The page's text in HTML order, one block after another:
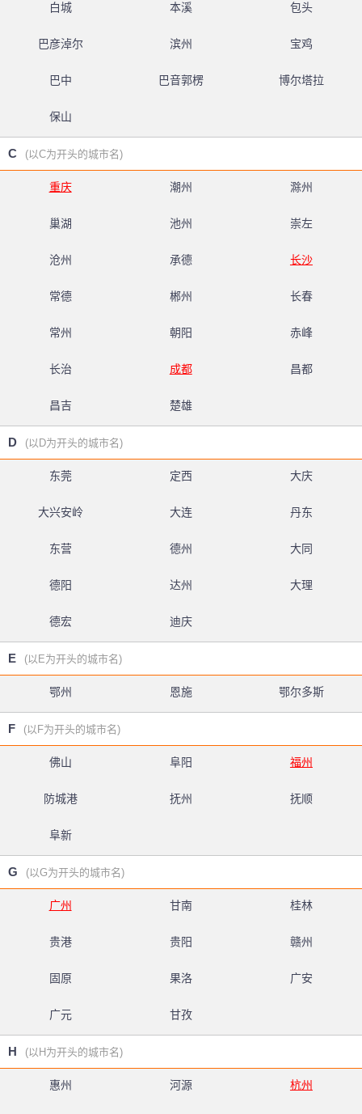
白城 本溪 包头
巴彦淖尔 滨州 宝鸡
巴中 巴音郭楞 博尔塔拉
保山
C (以C为开头的城市名)
重庆 潮州 滁州
巢湖 池州 崇左
沧州 承德 长沙
常德 郴州 长春
常州 朝阳 赤峰
长治 成都 昌都
昌吉 楚雄
D (以D为开头的城市名)
东莞 定西 大庆
大兴安岭 大连 丹东
东营 德州 大同
德阳 达州 大理
德宏 迪庆
E (以E为开头的城市名)
鄂州 恩施 鄂尔多斯
F (以F为开头的城市名)
佛山 阜阳 福州
防城港 抚州 抚顺
阜新
G (以G为开头的城市名)
广州 甘南 桂林
贵港 贵阳 赣州
固原 果洛 广安
广元 甘孜
H (以H为开头的城市名)
惠州 河源 杭州